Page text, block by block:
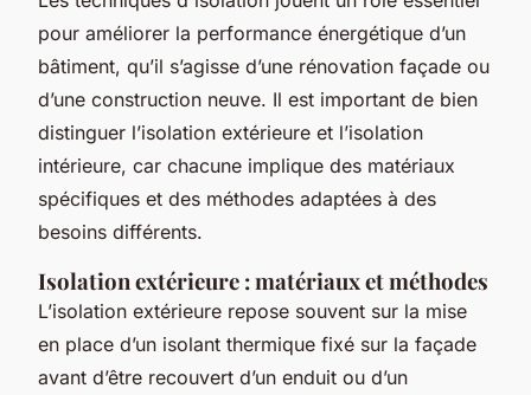
pour améliorer la performance énergétique d’un
bâtiment, qu’il s’agisse d’une rénovation façade ou
d’une construction neuve. Il est important de bien
distinguer l’isolation extérieure et l’isolation
intérieure, car chacune implique des matériaux
spécifiques et des méthodes adaptées à des
besoins différents.
Isolation extérieure : matériaux et méthodes
L’isolation extérieure repose souvent sur la mise
en place d’un isolant thermique fixé sur la façade
avant d’être recouvert d’un enduit ou d’un